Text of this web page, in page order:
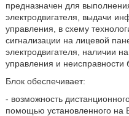
предназначен для
электродвигателя, выдачи
управления, в схему
сигнализации на лицевой
электродвигателя, наличии
управления и неисправности
Блок обеспечивает:
- возможность
помощью установленного